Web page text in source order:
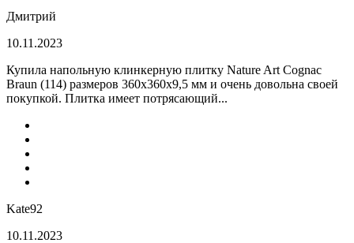
Дмитрий
10.11.2023
Купила напольную клинкерную плитку Nature Art Cognac
Braun (114) размеров 360x360x9,5 мм и очень довольна своей
покупкой. Плитка имеет потрясающий...
Kate92
10.11.2023